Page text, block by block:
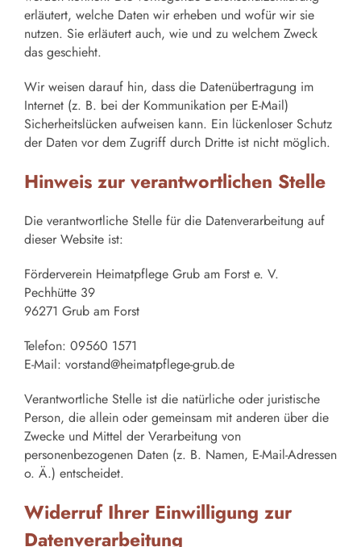
erläutert, welche Daten wir erheben und wofür wir sie
nutzen. Sie erläutert auch, wie und zu welchem Zweck
das geschieht.
Wir weisen darauf hin, dass die Datenübertragung im
Internet (z. B. bei der Kommunikation per E-Mail)
Sicherheitslücken aufweisen kann. Ein lückenloser Schutz
der Daten vor dem Zugriff durch Dritte ist nicht möglich.
Hinweis zur verantwortlichen Stelle
Die verantwortliche Stelle für die Datenverarbeitung auf
dieser Website ist:
Förderverein Heimatpflege Grub am Forst e. V.
Pechhütte 39
96271 Grub am Forst
Telefon: 09560 1571
E-Mail: vorstand@heimatpflege-grub.de
Verantwortliche Stelle ist die natürliche oder juristische
Person, die allein oder gemeinsam mit anderen über die
Zwecke und Mittel der Verarbeitung von
personenbezogenen Daten (z. B. Namen, E-Mail-Adressen
o. Ä.) entscheidet.
Widerruf Ihrer Einwilligung zur
Datenverarbeitung